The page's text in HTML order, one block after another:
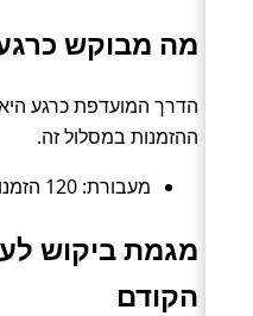
מה מבוקש
ההזמנות במסלול זה.
מעבורת: 120 הזמנות (כ־100%).
מגמת ביקוש
הקודם